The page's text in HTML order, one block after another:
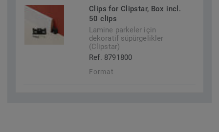
Clips for Clipstar, Box incl.
50 clips
Lamine parkeler için
dekoratif süpürgelikler
(Clipstar)
Ref. 8791800
Format